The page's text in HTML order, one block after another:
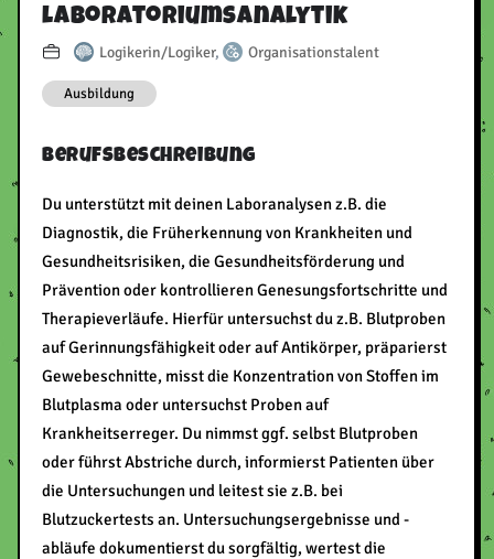
Laboratoriumsanalytik
Logikerin/Logiker, Organisationstalent
Ausbildung
Berufsbeschreibung
Du unterstützt mit deinen Laboranalysen z.B. die
Diagnostik, die Früherkennung von Krankheiten und
Gesundheitsrisiken, die Gesundheitsförderung und
Prävention oder kontrollieren Genesungsfortschritte und
Therapieverläufe. Hierfür untersuchst du z.B. Blutproben
auf Gerinnungsfähigkeit oder auf Antikörper, präparierst
Gewebeschnitte, misst die Konzentration von Stoffen im
Blutplasma oder untersuchst Proben auf
Krankheitserreger. Du nimmst ggf. selbst Blutproben
oder führst Abstriche durch, informierst Patienten über
die Untersuchungen und leitest sie z.B. bei
Blutzuckertests an. Untersuchungsergebnisse und -
abläufe dokumentierst du sorgfältig, wertest die